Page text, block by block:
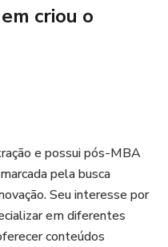
cura a mente. Com um
como o contato
níveis de cortisol (o
e atenção, e quais as
também oferecem
proposta é simples: suje
canto da sua casa ou
de serenidade.
infinito pela satisfação
criou o
e possui pós-MBA
pela busca
Seu interesse por
em diferentes
conteúdos